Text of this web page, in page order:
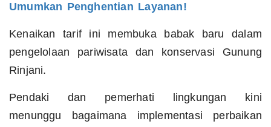
Umumkan Penghentian Layanan!
Kenaikan tarif ini membuka babak baru dalam
pengelolaan pariwisata dan konservasi Gunung
Rinjani.
Pendaki dan pemerhati lingkungan kini
menunggu bagaimana implementasi perbaikan